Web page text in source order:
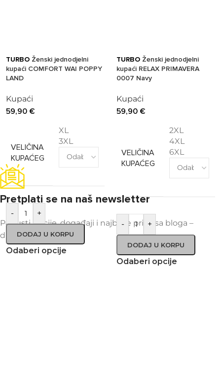
TURBO Ženski jednodjelni
kupaći COMFORT WAI POPPY
LAND
Kupaći
59,90 €
VELIČINA
KUPAĆEG
XL
3XL
- +
DODAJ U KORPU
Odaberi opcije
TURBO Ženski jednodjelni
kupaći RELAX PRIMAVERA
0007 Navy
Kupaći
59,90 €
VELIČINA
KUPAĆEG
2XL
4XL
6XL
- +
DODAJ U KORPU
Odaberi opcije
Pretplati se na naš newsletter
Popusti, akcije, događaji i najbolje priče sa bloga –
direktno u vaš inbox!